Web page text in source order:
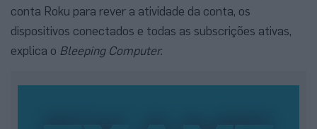
conta Roku para rever a atividade da conta, os
dispositivos conectados e todas as subscrições ativas,
explica o Bleeping Computer.